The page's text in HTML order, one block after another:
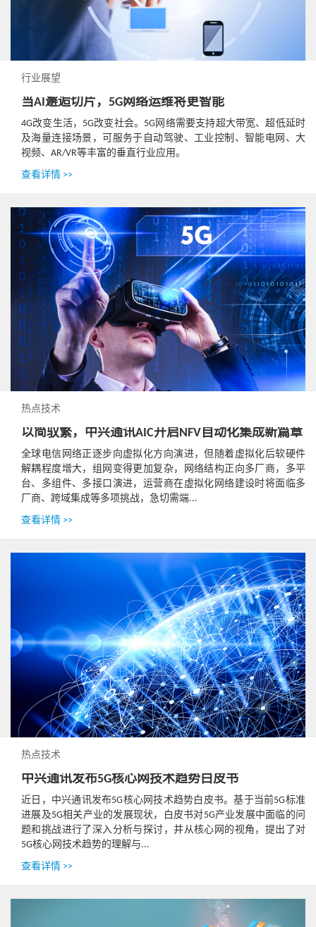
行业展望
当AI邂逅切片，5G网络运维将更智能
4G改变生活，5G改变社会。5G网络需要支持超大带宽、超低延时
及海量连接场景，可服务于自动驾驶、工业控制、智能电网、大
视频、AR/VR等丰富的垂直行业应用。
查看详情 >>
热点技术
以简驭繁，中兴通讯AIC开启NFV自动化集成新篇章
全球电信网络正逐步向虚拟化方向演进，但随着虚拟化后软硬件
解耦程度增大，组网变得更加复杂，网络结构正向多厂商，多平
台、多组件、多接口演进，运营商在虚拟化网络建设时将面临多
厂商、跨域集成等多项挑战，急切需端...
查看详情 >>
热点技术
中兴通讯发布5G核心网技术趋势白皮书
近日，中兴通讯发布5G核心网技术趋势白皮书。基于当前5G标准
进展及5G相关产业的发展现状，白皮书对5G产业发展中面临的问
题和挑战进行了深入分析与探讨，并从核心网的视角，提出了对
5G核心网技术趋势的理解与...
查看详情 >>